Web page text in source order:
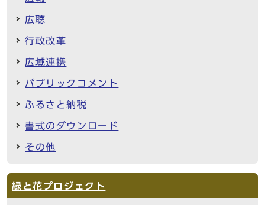
広聴
行政改革
広域連携
パブリックコメント
ふるさと納税
書式のダウンロード
その他
緑と花プロジェクト